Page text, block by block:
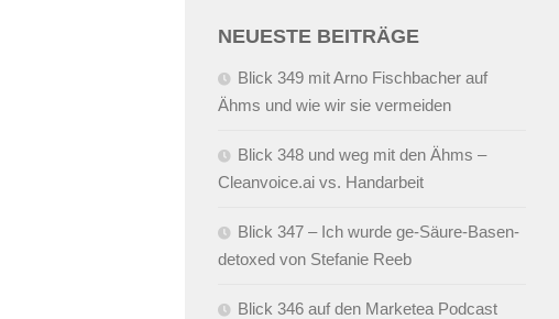
NEUESTE BEITRÄGE
Blick 349 mit Arno Fischbacher auf
Ähms und wie wir sie vermeiden
Blick 348 und weg mit den Ähms –
Cleanvoice.ai vs. Handarbeit
Blick 347 – Ich wurde ge-Säure-Basen-
detoxed von Stefanie Reeb
Blick 346 auf den Marketea Podcast